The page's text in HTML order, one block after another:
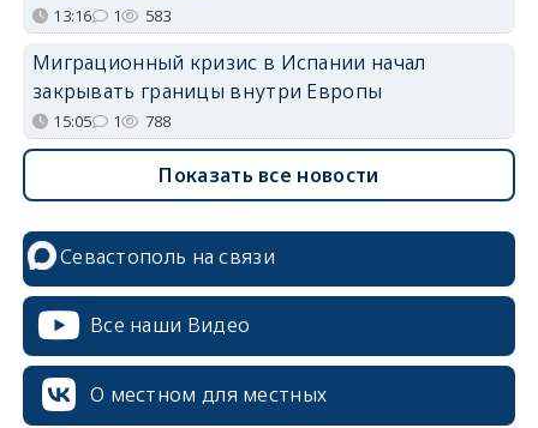
13:16 1 583
Миграционный кризис в Испании начал
закрывать границы внутри Европы
15:05 1 788
Показать все новости
Севастополь на связи
Все наши Видео
О местном для местных